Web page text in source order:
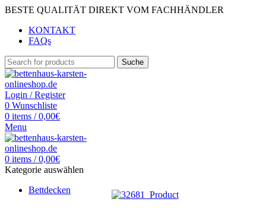
BESTE QUALITÄT DIREKT VOM FACHHÄNDLER
KONTAKT
FAQs
Suche
Login / Register
0 Wunschliste
0 items / 0,00€
Menu
0 items / 0,00€
Kategorie auswählen
Bettdecken